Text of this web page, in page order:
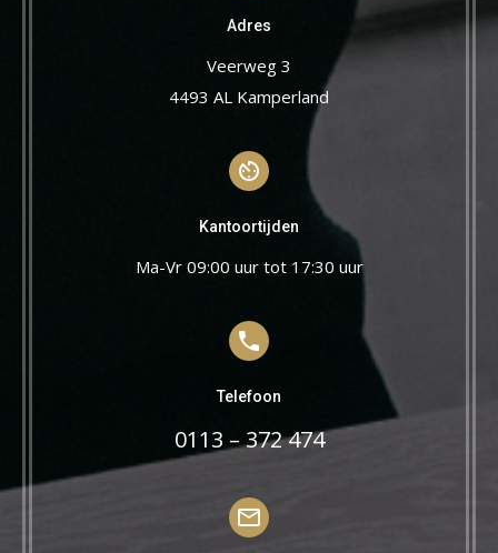
Adres
Veerweg 3
4493 AL Kamperland
Kantoortijden
Ma-Vr 09:00 uur tot 17:30 uur
Telefoon
0113 – 372 474